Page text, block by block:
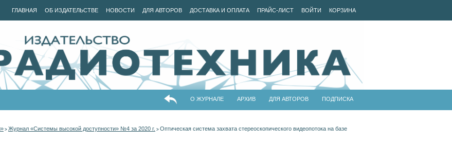
ГЛАВНАЯ ОБ ИЗДАТЕЛЬСТВЕ НОВОСТИ ДЛЯ АВТОРОВ ДОСТАВКА И ОПЛАТА ПРАЙС-ЛИСТ ВОЙТИ КОРЗИНА
О ЖУРНАЛЕ АРХИВ ДЛЯ АВТОРОВ ПОДПИСКА
> Журнал «Системы высокой доступности» №4 за 2020 г. > Оптическая система захвата стереоскопического видеопотока на базе